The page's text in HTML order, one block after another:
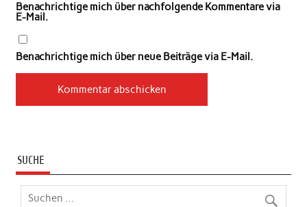
Benachrichtige mich über nachfolgende Kommentare via
E-Mail.
Benachrichtige mich über neue Beiträge via E-Mail.
SUCHE